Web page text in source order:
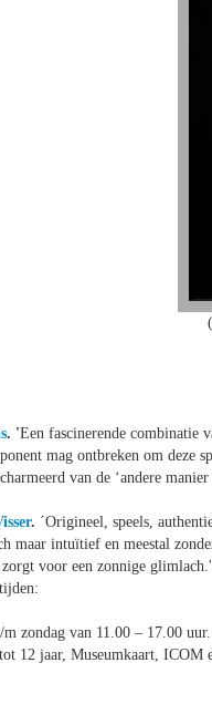
. 'Een fascinerende combinatie
mag ontbreken om deze
van de ‘andere
. ´Origineel, speels,
maar intuïtief en meestal
voor een zonnige glimlach.'
zondag van 11.00 – 17.00
12 jaar, Museumkaart, ICOM